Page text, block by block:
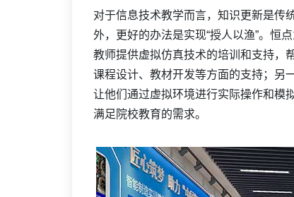
对于信息技术教学而言，知识更新是传
外，更好的办法是实现“授人以渔”。恒
教师提供虚拟仿真技术的培训和支持，
课程设计、教材开发等方面的支持；另
让他们通过虚拟环境进行实际操作和模
满足院校教育的需求。